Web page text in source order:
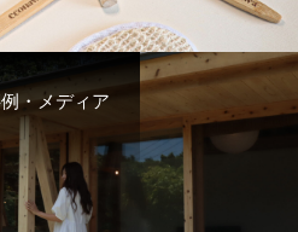
・メディア